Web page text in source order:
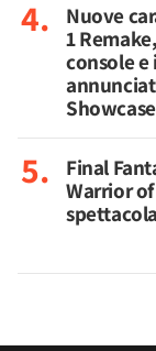
Nuove
1
console
Final
Warrior